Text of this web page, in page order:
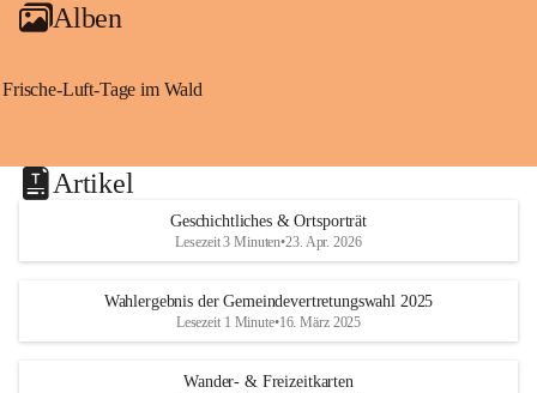
Alben
Frische-Luft-Tage im Wald
Artikel
Geschichtliches & Ortsporträt
Lesezeit 3 Minuten•23. Apr. 2026
Wahlergebnis der Gemeindevertretungswahl 2025
Lesezeit 1 Minute•16. März 2025
Wander- & Freizeitkarten